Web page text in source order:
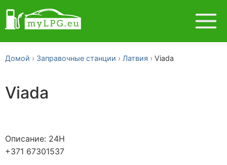
Домой Заправочные станции Латвия Viada
Viada
Описание: 24H
+371 67301537